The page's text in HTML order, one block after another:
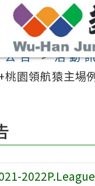
公告>活動
桃園領航猿主場